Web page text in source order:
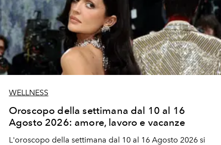
WELLNESS
Oroscopo della settimana dal 10 al 16
Agosto 2026: amore, lavoro e vacanze
L'oroscopo della settimana dal 10 al 16 Agosto 2026 si